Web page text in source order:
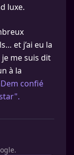
luxe.
et j’ai eu la
me suis dit
à la
confié